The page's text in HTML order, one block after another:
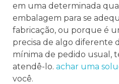
em uma determinada
embalagem para se
fabricação, ou porque é
precisa de algo diferente
mínima de pedido usual,
atendê-lo. achar uma
você.